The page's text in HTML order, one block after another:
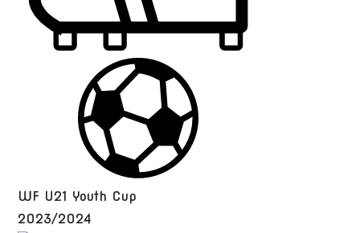
WF U21 Youth Cup
2023/2024